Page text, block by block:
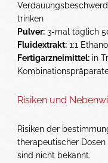
trinken
Pulver: 3-mal täglich
Fluidextrakt: 1:1
Fertigarzneimittel: in
Risiken und
Risiken der
therapeutischer
sind nicht bekannt.